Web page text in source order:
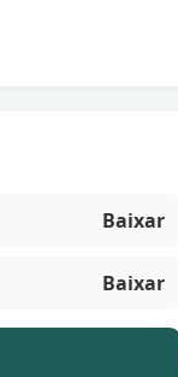
Baixar
Baixar